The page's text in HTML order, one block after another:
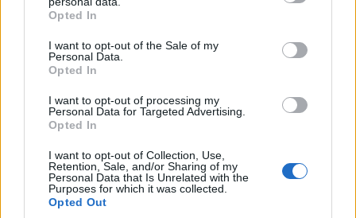
Opted In
I want to opt-out of the Sale of my
Personal Data.
Opted In
I want to opt-out of processing my
Personal Data for Targeted Advertising.
Opted In
I want to opt-out of Collection, Use,
Retention, Sale, and/or Sharing of my
Personal Data that Is Unrelated with the
Purposes for which it was collected.
Opted Out
Reklama: